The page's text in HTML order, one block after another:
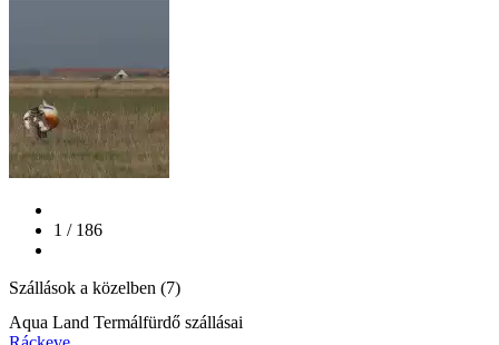
1 / 186
Szállások a közelben (7)
Aqua Land Termálfürdő szállásai